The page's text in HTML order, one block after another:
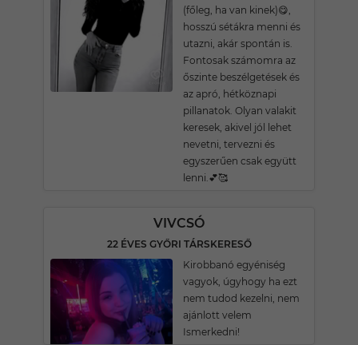
(főleg, ha van kinek)😋,
hosszú sétákra menni és
utazni, akár spontán is.
Fontosak számomra az
őszinte beszélgetések és
az apró, hétköznapi
pillanatok. Olyan valakit
keresek, akivel jól lehet
nevetni, tervezni és
egyszerűen csak együtt
lenni.💕🥰
VIVCSÓ
22 ÉVES GYŐRI TÁRSKERESŐ
Kirobbanó egyéniség
vagyok, úgyhogy ha ezt
nem tudod kezelni, nem
ajánlott velem
Ismerkedni!